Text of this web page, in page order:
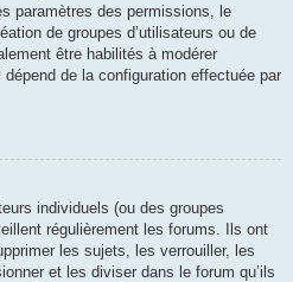
paramètres des permissions, le
de groupes d’utilisateurs ou de
être habilités à modérer
dépend de la configuration effectuée par
individuels (ou des groupes
régulièrement les forums. Ils ont
les sujets, les verrouiller, les
et les diviser dans le forum qu’ils